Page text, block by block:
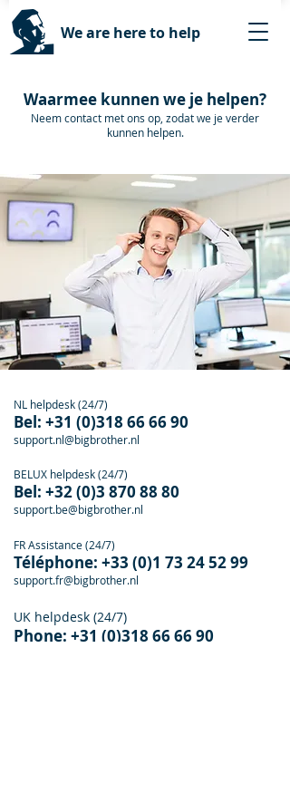
We are here to help
Waarmee kunnen we je helpen?
Neem contact met ons op, zodat we je verder
kunnen helpen.
NL helpdesk (24/7)
Bel: +31 (0)318 66 66 90
support.nl@bigbrother.nl
BELUX helpdesk (24/7)
Bel: +32 (0)3 870 88 80
support.be@bigbrother.nl
FR Assistance (24/7)
Téléphone: +33 (0)1 73 24 52 99
support.fr@bigbrother.nl
UK helpdesk (24/7)
Phone: +31 (0)318 66 66 90